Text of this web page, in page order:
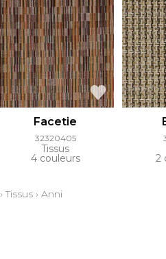
Facetie
32320405
Tissus
4 couleurs 2
›Tissus› Anni